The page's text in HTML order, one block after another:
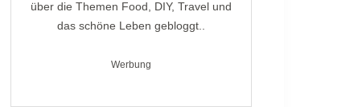
über die Themen Food, DIY, Travel und
das schöne Leben gebloggt..
Werbung